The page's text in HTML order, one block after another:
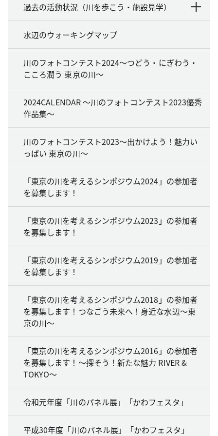
過去の活動状況（川を歩こう・施設見学）
水辺のウォーキングマップ
川のフォトコンテスト2024～つどう・にぎわう・
こころ潤う 東京の川～
2024CALENDAR ～川のフォトコンテスト2023優秀
作品集～
川のフォトコンテスト2023～出かけよう！魅力い
っぱい 東京の川～
「東京の川を考えるシンポジウム2024」の参加者
を募集します！
「東京の川を考えるシンポジウム2023」の参加者
を募集します！
「東京の川を考えるシンポジウム2019」の参加者
を募集します！
「東京の川を考えるシンポジウム2018」の参加者
を募集します！つなごう未来へ！身近な水辺～東
京の川～
「東京の川を考えるシンポジウム2016」の参加者
を募集します！～探そう！新たな魅力 RIVER &
TOKYO～
令和元年度「川のパネル展」「かわフェスタ」
平成30年度「川のパネル展」「かわフェスタ」